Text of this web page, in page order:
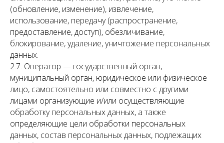
(обновление, изменение), извлечение,
использование, передачу (распространение,
предоставление, доступ), обезличивание,
блокирование, удаление, уничтожение персональных
данных.
2.7. Оператор — государственный орган,
муниципальный орган, юридическое или физическое
лицо, самостоятельно или совместно с другими
лицами организующие и/или осуществляющие
обработку персональных данных, а также
определяющие цели обработки персональных
данных, состав персональных данных, подлежащих